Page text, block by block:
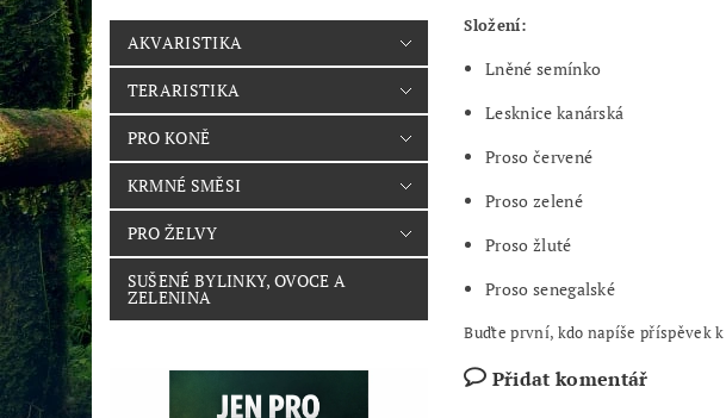
AKVARISTIKA
TERARISTIKA
PRO KONĚ
KRMNÉ SMĚSI
PRO ŽELVY
SUŠENÉ BYLINKY, OVOCE A
ZELENINA
Složení:
Lněné semínko
Lesknice kanárská
Proso červené
Proso zelené
Proso žluté
Proso senegalské
Buďte první, kdo napíše příspěvek
Přidat komentář